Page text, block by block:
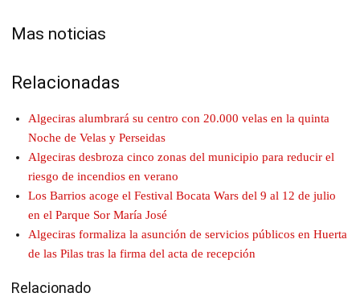
Mas noticias
Relacionadas
Algeciras alumbrará su centro con 20.000 velas en la quinta
Noche de Velas y Perseidas
Algeciras desbroza cinco zonas del municipio para reducir el
riesgo de incendios en verano
Los Barrios acoge el Festival Bocata Wars del 9 al 12 de julio
en el Parque Sor María José
Algeciras formaliza la asunción de servicios públicos en Huerta
de las Pilas tras la firma del acta de recepción
Relacionado